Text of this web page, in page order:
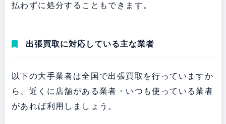
払わずに処分することもできます。
出張買取に対応している主な業者
以下の大手業者は全国で出張買取を行っていますか
ら、近くに店舗がある業者・いつも使っている業者
があれば利用しましょう。